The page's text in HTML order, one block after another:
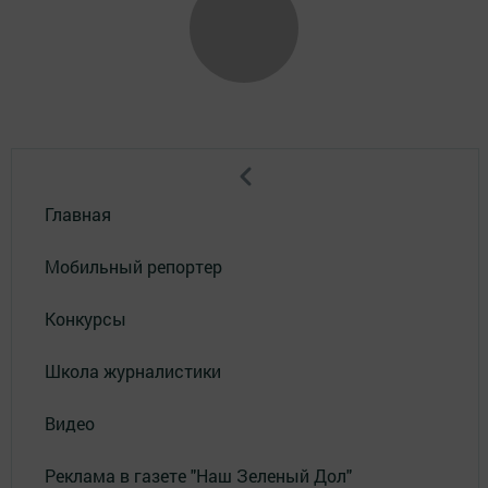
Главная
Мобильный репортер
Конкурсы
Школа журналистики
Видео
Реклама в газете "Наш Зеленый Дол"